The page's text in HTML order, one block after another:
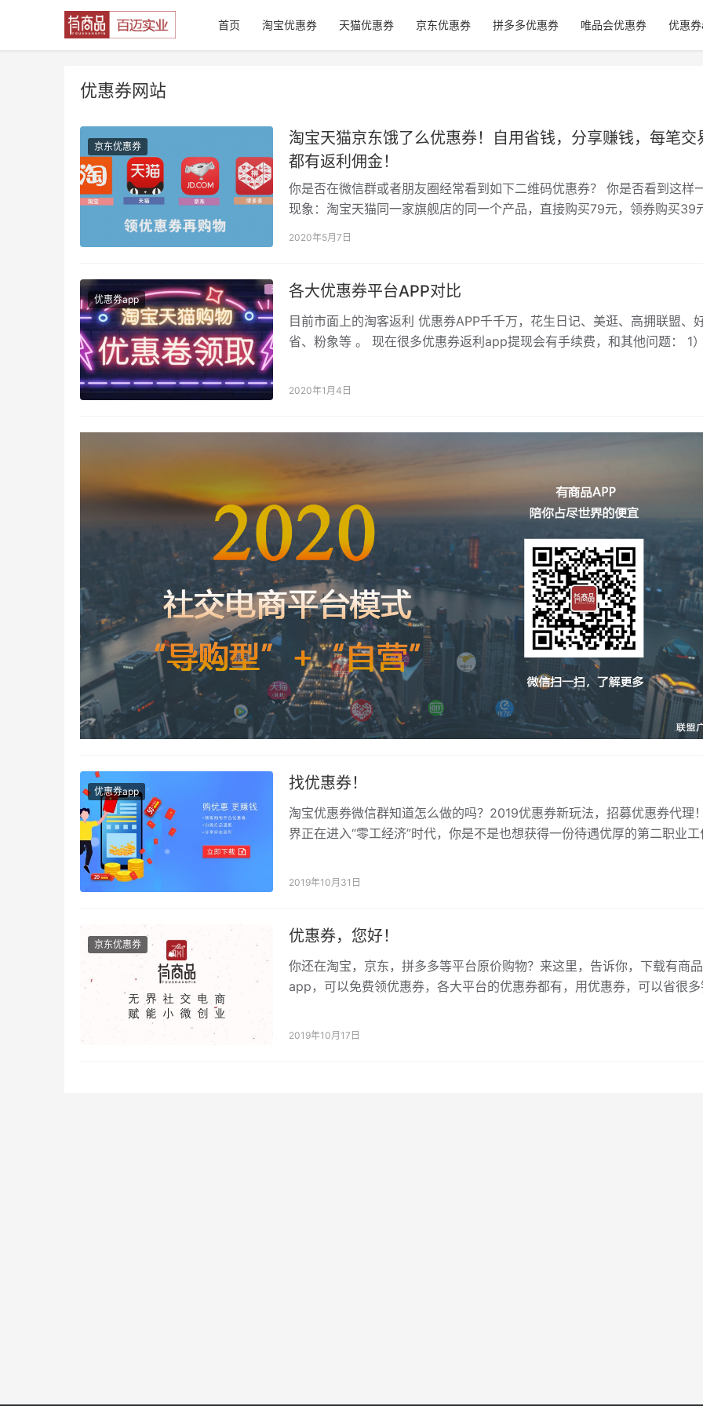
首页 淘宝优惠券 天猫优惠券 京东优惠券 拼多多优惠券 唯品会优惠券 优惠
优惠券网站
京东优惠券
淘宝天猫京东饿了么优惠券！自用省钱，分享赚钱，每笔交
都有返利佣金！
你是否在微信群或者朋友圈经常看到如下二维码优惠券？ 你是否看到这样
现象：淘宝天猫同一家旗舰店的同一个产品，直接购买79元，领券购买39
（领取优惠券已经成为网购主流趋势，不再…
2020年5月7日
优惠券app 各大优惠券平台APP对比
目前市面上的淘客返利 优惠券APP千千万，花生日记、美逛、高拥联盟、
省、粉象等 。 现在很多优惠券返利app提现会有手续费，和其他问题： 1
2020年1月4日
优惠券app 找优惠券！
淘宝优惠券微信群知道怎么做的吗？2019优惠券新玩法，招募优惠券代理
界正在进入“零工经济”时代，你是不是也想获得一份待遇优厚的第二职业工
2019年10月31日
京东优惠券 优惠券，您好！
你还在淘宝，京东，拼多多等平台原价购物？来这里，告诉你，下载有商品
app，可以免费领优惠券，各大平台的优惠券都有，用优惠券，可以省很
2019年10月17日